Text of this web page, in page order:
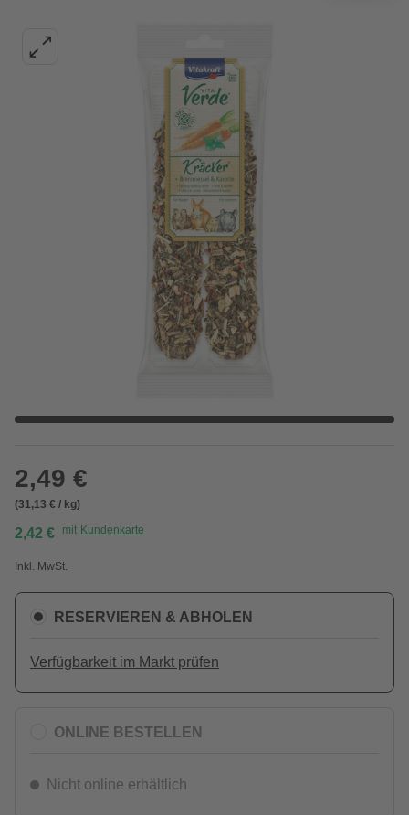
2,49 €
(31,13 € / kg)
2,42 € mit Kundenkarte
Inkl. MwSt.
RESERVIEREN & ABHOLEN
Verfügbarkeit im Markt prüfen
ONLINE BESTELLEN
Nicht online erhältlich